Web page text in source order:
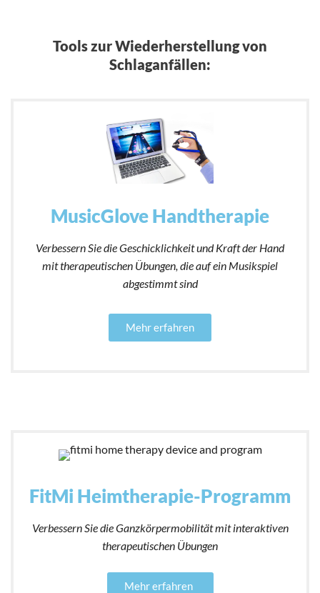
Tools zur Wiederherstellung von
Schlaganfällen:
MusicGlove Handtherapie
Verbessern Sie die Geschicklichkeit und Kraft der Hand
mit therapeutischen Übungen, die auf ein Musikspiel
abgestimmt sind
Mehr erfahren
FitMi Heimtherapie-Programm
Verbessern Sie die Ganzkörpermobilität mit interaktiven
therapeutischen Übungen
Mehr erfahren